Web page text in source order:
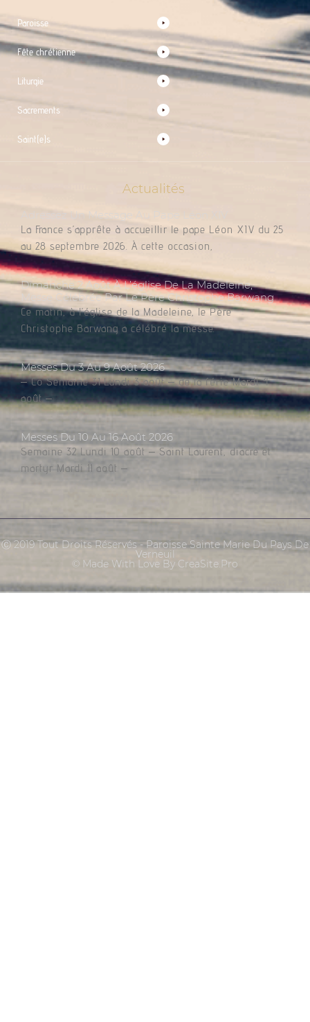
Paroisse
Fête chrétienne
Liturgie
Sacrements
Saint(e)s
Actualités
Adressez Un Message Au Pape Léon XIV
La France s’apprête à accueillir le pape Léon XIV du 25
au 28 septembre 2026. À cette occasion,
Dimanche 2 Août À L’église De La Madeleine,
Messe Célébrée Par Le Père Christophe Barwang
Ce matin, à l’église de la Madeleine, le Père
Christophe Barwang a célébré la messe.
Messes Du 3 Au 9 Août 2026
– Co Semaine 31 Lundi 3 août – de la férie Mardi 4
août –
Messes Du 10 Au 16 Août 2026
Semaine 32 Lundi 10 août – Saint Laurent, diacre et
martyr Mardi 11 août –
Ⓒ 2019 Tout Droits Réservés - Paroisse Sainte Marie Du Pays De
Verneuil
© Made With Love By CreaSite.Pro